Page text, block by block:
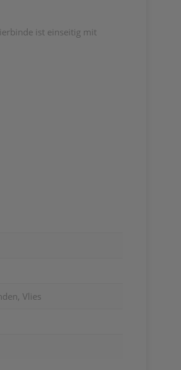
ist einseitig mit
Vlies